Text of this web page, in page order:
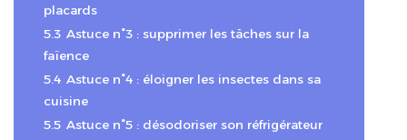
placards
5.3 Astuce n°3 : supprimer les tâches sur la
faïence
5.4 Astuce n°4 : éloigner les insectes dans sa
cuisine
5.5 Astuce n°5 : désodoriser son réfrigérateur